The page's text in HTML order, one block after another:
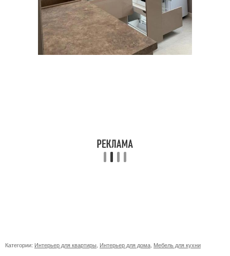
Категории: Интерьер для квартиры Интерьер для дома Мебель для кухни